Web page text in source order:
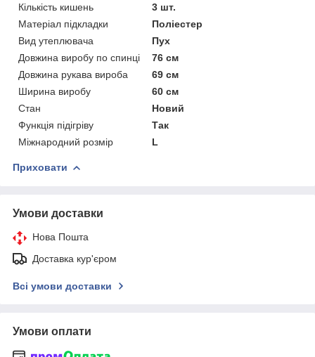
Кількість кишень
3 шт.
Матеріал підкладки
Поліестер
Вид утеплювача
Пух
Довжина виробу по спинці
76 см
Довжина рукава вироба
69 см
Ширина виробу
60 см
Стан
Новий
Функція підігріву
Так
Міжнародний розмір
L
Приховати
Умови доставки
Нова Пошта
Доставка кур'єром
Всі умови доставки
Умови оплати